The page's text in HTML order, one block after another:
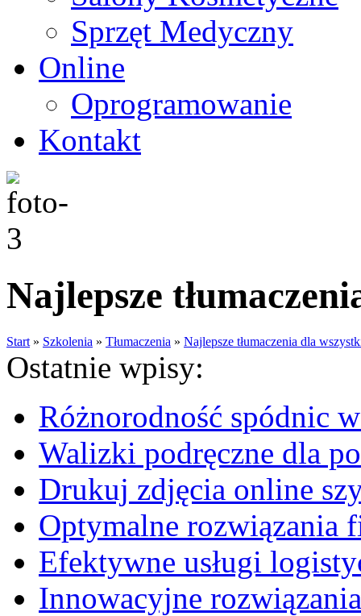
Sprzęt Medyczny
Online
Oprogramowanie
Kontakt
Najlepsze
Start » Szkolenia » Tłumaczenia » Najlepsze tłumaczenia dla
Ostatnie wpisy:
Różnorodność spódnic
Walizki podręczne dla
Drukuj zdjęcia online
Optymalne rozwiązania
Efektywne usługi
Innowacyjne